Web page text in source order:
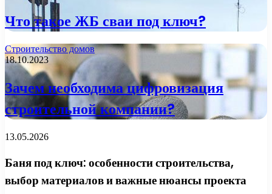
Что такое ЖБ сваи под ключ?
Строительство домов
18.10.2023
Зачем необходима цифровизация
строительной компании?
13.05.2026
Баня под ключ: особенности строительства,
выбор материалов и важные нюансы проекта